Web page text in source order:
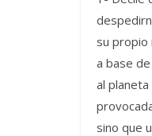
su propio
a base
al
sino que